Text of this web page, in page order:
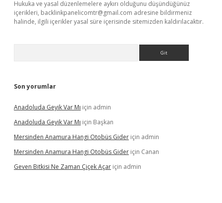
Hukuka ve yasal düzenlemelere aykırı olduğunu düşündüğünüz
içerikleri, backlinkpanelicomtr@gmail.com adresine bildirmeniz
halinde, ilgili içerikler yasal süre içerisinde sitemizden kaldırılacaktır.
Son yorumlar
Anadoluda Geyik Var Mı için admin
Anadoluda Geyik Var Mı için Başkan
Mersinden Anamura Hangi Otobüs Gider için admin
Mersinden Anamura Hangi Otobüs Gider için Canan
Geven Bitkisi Ne Zaman Çiçek Açar için admin